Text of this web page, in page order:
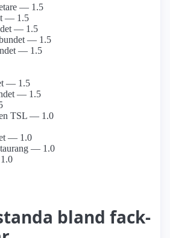
— 1.5
— 1.5
— 1.5
— 1.5
— 1.5
— 1.5
— 1.5
TSL — 1.0
— 1.0
— 1.0
bland fack­